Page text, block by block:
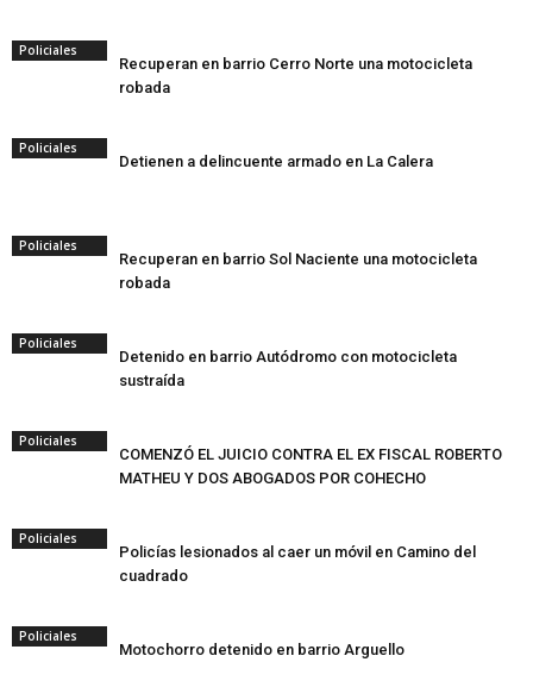
Policiales
Recuperan en barrio Cerro Norte una motocicleta
robada
Policiales
Detienen a delincuente armado en La Calera
Policiales
Recuperan en barrio Sol Naciente una motocicleta
robada
Policiales
Detenido en barrio Autódromo con motocicleta
sustraída
Policiales
COMENZÓ EL JUICIO CONTRA EL EX FISCAL ROBERTO
MATHEU Y DOS ABOGADOS POR COHECHO
Policiales
Policías lesionados al caer un móvil en Camino del
cuadrado
Policiales
Motochorro detenido en barrio Arguello